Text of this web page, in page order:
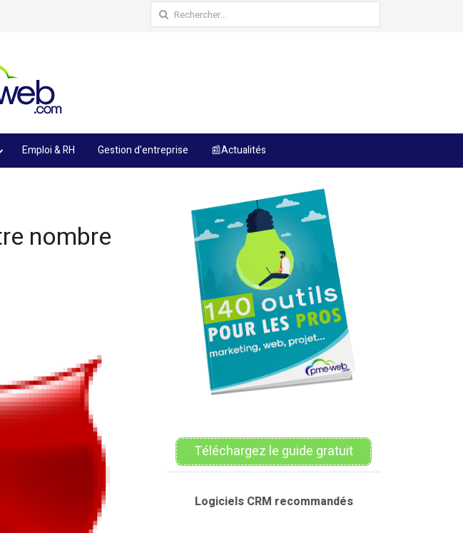
Rechercher :
Emploi & RH Gestion d’entreprise 📰Actualités
nombre
Téléchargez le guide gratuit
Logiciels CRM recommandés